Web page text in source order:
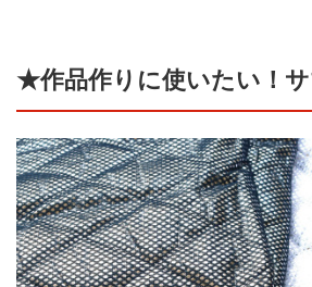
★作品作りに使いたい！